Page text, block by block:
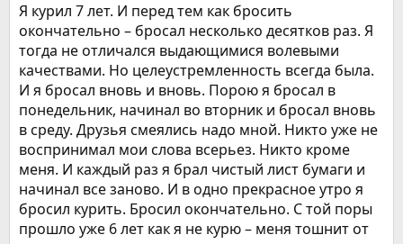
Я курил 7 лет. И перед тем как бросить
окончательно – бросал несколько десятков раз. Я
тогда не отличался выдающимися волевыми
качествами. Но целеустремленность всегда была.
И я бросал вновь и вновь. Порою я бросал в
понедельник, начинал во вторник и бросал вновь
в среду. Друзья смеялись надо мной. Никто уже не
воспринимал мои слова всерьез. Никто кроме
меня. И каждый раз я брал чистый лист бумаги и
начинал все заново. И в одно прекрасное утро я
бросил курить. Бросил окончательно. С той поры
прошло уже 6 лет как я не курю – меня тошнит от